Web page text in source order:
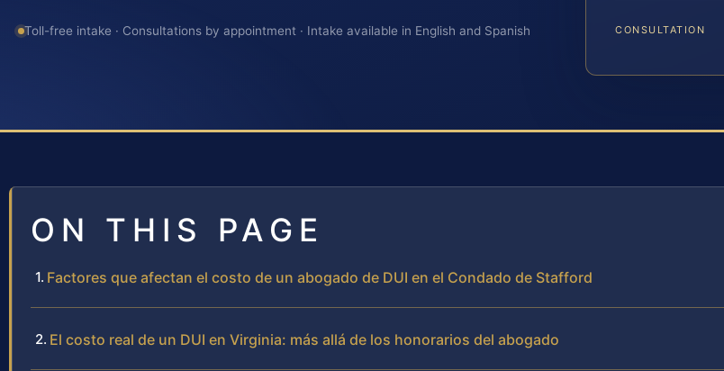
Toll-free intake · Consultations by appointment · Intake available in English and Spanish CONSULTATION
ON THIS PAGE
Factores que afectan el costo de un abogado de DUI en el Condado de Stafford
El costo real de un DUI en Virginia: más allá de los honorarios del abogado